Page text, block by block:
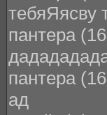
тебяЯясву
пантера
пантера
ад